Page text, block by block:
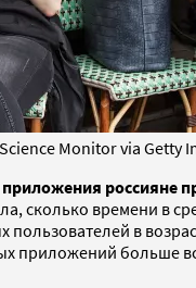
Monitor via Getty
россияне
сколько времени в
в
приложений больше